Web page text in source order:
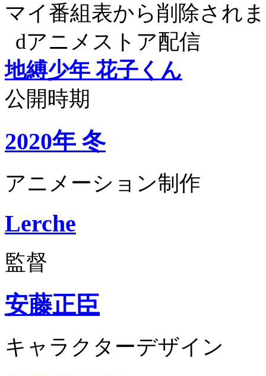
マイ番組表から削除され
dアニメストア配信
地縛少年 花子くん
公開時期
2020年 冬
アニメーション制作
Lerche
監督
安藤正臣
キャラクターデザイン